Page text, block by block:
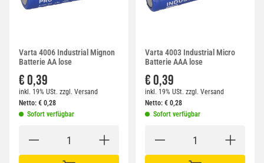
Varta 4006 Industrial Mignon
Batterie AA lose
€ 0,39
inkl. 19% USt. zzgl. Versand
Netto: € 0,28
Sofort verfügbar
Varta 4003 Industrial Micro
Batterie AAA lose
€ 0,39
inkl. 19% USt. zzgl. Versand
Netto: € 0,28
Sofort verfügbar